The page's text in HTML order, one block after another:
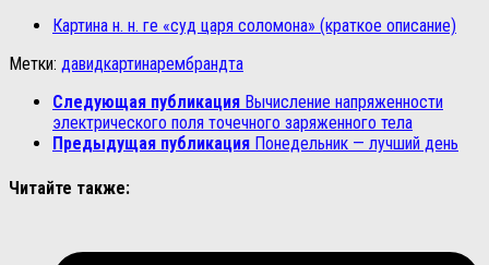
Картина н. н. ге «суд царя соломона» (краткое описание)
Метки: давидкартинарембрандта
Следующая публикация Вычисление напряженности
электрического поля точечного заряженного тела
Предыдущая публикация Понедельник — лучший день
Читайте также: